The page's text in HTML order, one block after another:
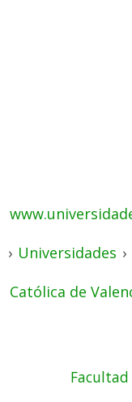
› Universidades ›
Católica de